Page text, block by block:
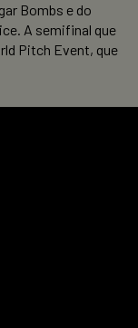
Bombs e do
A semifinal que
Pitch Event, que